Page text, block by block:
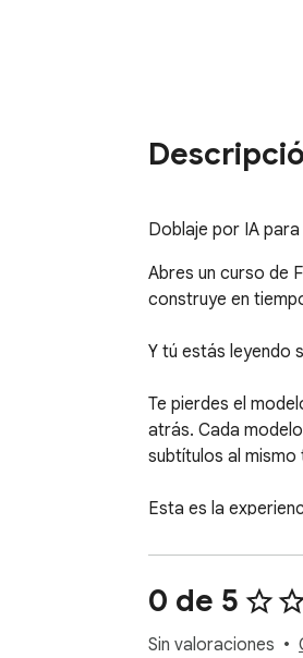
Doblaje por IA
Abres un curso de
construye en
Y tú estás leyendo
Te pierdes el
atrás. Cada
subtítulos al mismo
Esta es la
Más de 3,000
instructores que
Todo solo en
0 de 5
Sin valoraciones